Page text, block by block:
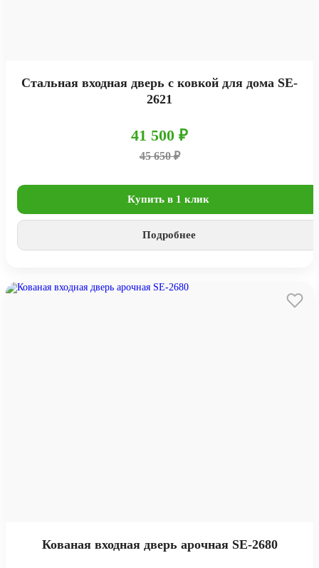
Стальная входная дверь с ковкой для дома SE-
2621
41 500 ₽
45 650 ₽
Купить в 1 клик
Подробнее
Кованая входная дверь арочная SE-2680